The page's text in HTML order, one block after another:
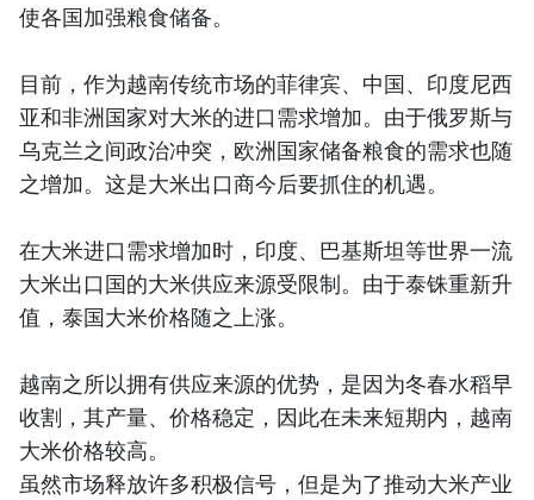
使各国加强粮食储备。
目前，作为越南传统市场的菲律宾、中国、印度尼西
亚和非洲国家对大米的进口需求增加。由于俄罗斯与
乌克兰之间政治冲突，欧洲国家储备粮食的需求也随
之增加。这是大米出口商今后要抓住的机遇。
在大米进口需求增加时，印度、巴基斯坦等世界一流
大米出口国的大米供应来源受限制。由于泰铢重新升
值，泰国大米价格随之上涨。
越南之所以拥有供应来源的优势，是因为冬春水稻早
收割，其产量、价格稳定，因此在未来短期内，越南
大米价格较高。
虽然市场释放许多积极信号，但是为了推动大米产业